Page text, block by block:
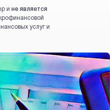
и не является
услуг и